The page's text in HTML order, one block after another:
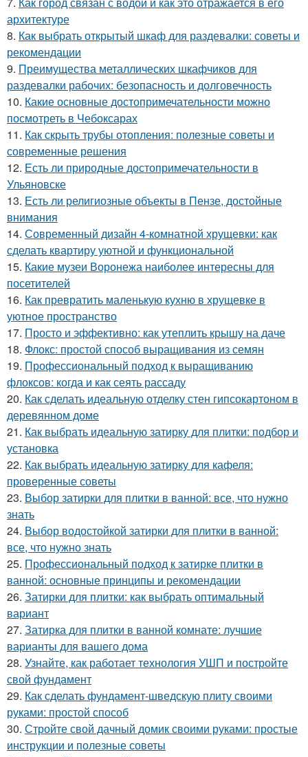
архитектуре
8. Как выбрать открытый шкаф для раздевалки: советы и
рекомендации
9. Преимущества металлических шкафчиков для
раздевалки рабочих: безопасность и долговечность
10. Какие основные достопримечательности можно
посмотреть в Чебоксарах
11. Как скрыть трубы отопления: полезные советы и
современные решения
12. Есть ли природные достопримечательности в
Ульяновске
13. Есть ли религиозные объекты в Пензе, достойные
внимания
14. Современный дизайн 4-комнатной хрущевки: как
сделать квартиру уютной и функциональной
15. Какие музеи Воронежа наиболее интересны для
посетителей
16. Как превратить маленькую кухню в хрущевке в
уютное пространство
17. Просто и эффективно: как утеплить крышу на даче
18. Флокс: простой способ выращивания из семян
19. Профессиональный подход к выращиванию
флоксов: когда и как сеять рассаду
20. Как сделать идеальную отделку стен гипсокартоном в
деревянном доме
21. Как выбрать идеальную затирку для плитки: подбор и
установка
22. Как выбрать идеальную затирку для кафеля:
проверенные советы
23. Выбор затирки для плитки в ванной: все, что нужно
знать
24. Выбор водостойкой затирки для плитки в ванной:
все, что нужно знать
25. Профессиональный подход к затирке плитки в
ванной: основные принципы и рекомендации
26. Затирки для плитки: как выбрать оптимальный
вариант
27. Затирка для плитки в ванной комнате: лучшие
варианты для вашего дома
28. Узнайте, как работает технология УШП и постройте
свой фундамент
29. Как сделать фундамент-шведскую плиту своими
руками: простой способ
30. Стройте свой дачный домик своими руками: простые
инструкции и полезные советы